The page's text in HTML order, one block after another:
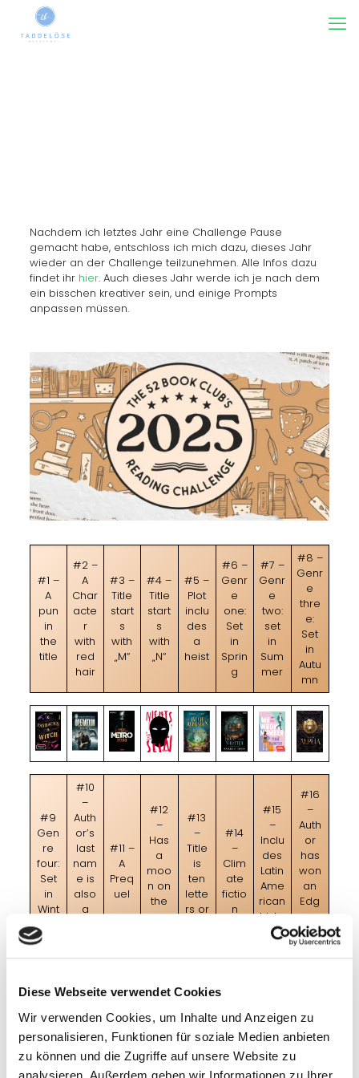
Diese Webseite verwendet Cookies
Wir verwenden Cookies, um Inhalte und Anzeigen zu
personalisieren, Funktionen für soziale Medien anbieten
zu können und die Zugriffe auf unsere Website zu
analysieren. Außerdem geben wir Informationen zu Ihrer
Nachdem ich letztes Jahr eine Challenge Pause
gemacht habe, entschloss ich mich dazu, dieses Jahr
wieder an der Challenge teilzunehmen. Alle Infos dazu
findet ihr hier. Auch dieses Jahr werde ich je nach dem
ein bisschen kreativer sein, und einige Prompts
anpassen müssen.
#1 –
A
pun
in
the
title
#2 –
A
Char
acte
r
with
red
hair
#3 –
Title
start
s
with
„M“
#4 –
Title
start
s
with
„N“
#5 –
Plot
inclu
des
a
heist
#6 –
Genr
e
one:
Set
in
Sprin
g
#7 –
Genr
e
two:
set
in
Sum
mer
#8 –
Genr
e
thre
e:
Set
in
Autu
mn
#9
Gen
re
four:
Set
in
Wint
#10
–
Auth
or’s
last
nam
e is
also
a
e
#11 –
A
Preq
uel
#12
–
Has
a
moo
n on
the
cove
#13
–
Title
is
ten
lette
rs or
#14
–
Clim
ate
fictio
n
#15
–
Inclu
des
Latin
Ame
rican
histo
ry
#16
–
Auth
or
has
won
an
Edg
ar
awa
rd
#18
#19
#21
#22